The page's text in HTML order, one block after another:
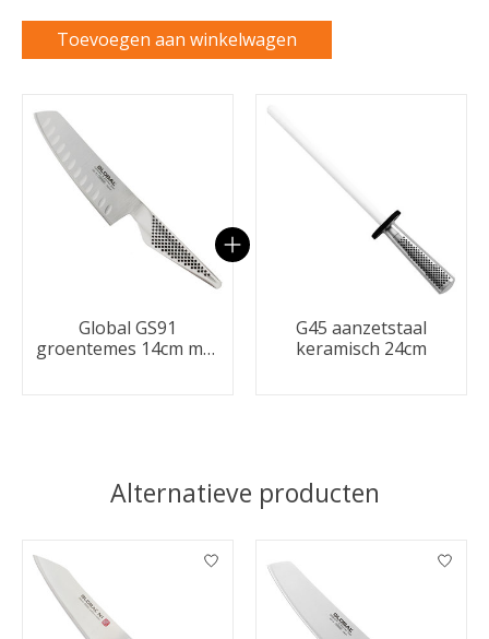
Toevoegen aan winkelwagen
Carrousel van gebundelde producten
Global GS91
groentemes 14cm met
G45 aanzetstaal
keramisch 24cm
Alternatieve producten
Items van productcarrousel